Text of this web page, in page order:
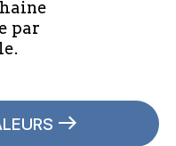
par